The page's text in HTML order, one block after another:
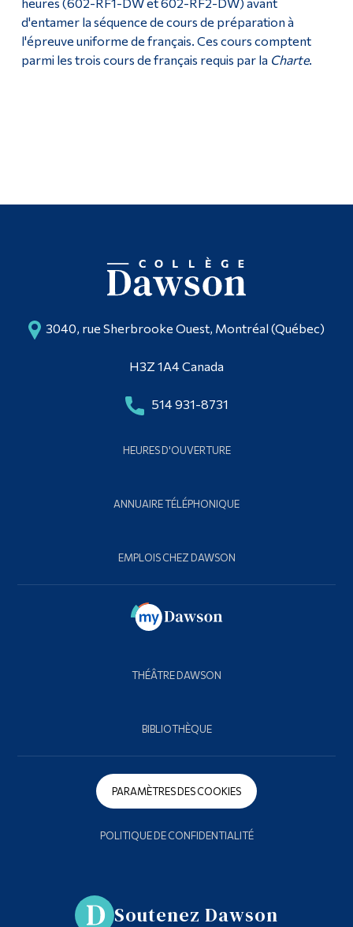
d'entamer la séquence de cours de préparation à
l'épreuve uniforme de français. Ces cours comptent
parmi les trois cours de français requis par la Charte.
3040, rue Sherbrooke Ouest, Montréal (Québec)
H3Z 1A4 Canada
514 931-8731
HEURES D'OUVERTURE
ANNUAIRE TÉLÉPHONIQUE
EMPLOIS CHEZ DAWSON
THÉÂTRE DAWSON
BIBLIOTHÈQUE
PARAMÈTRES DES COOKIES
POLITIQUE DE CONFIDENTIALITÉ
Soutenez Dawson